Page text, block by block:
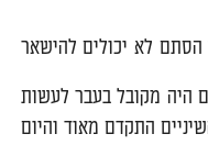
הסתם לא יכולים להישאר
היה מקובל בעבר לעשות
התקדם מאוד והיום